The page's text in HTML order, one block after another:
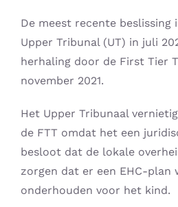
De meest recente beslissing
Upper Tribunal (UT) in juli
herhaling door de First Tier
november 2021.
Het Upper Tribunaal
de FTT omdat het een
besloot dat de lokale
zorgen dat er een EHC-plan
onderhouden voor het kind.